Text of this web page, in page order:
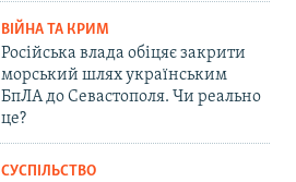
ВІЙНА ТА КРИМ
Російська влада обіцяє закрити
морський шлях українським
БпЛА до Севастополя. Чи реально
це?
СУСПІЛЬСТВО